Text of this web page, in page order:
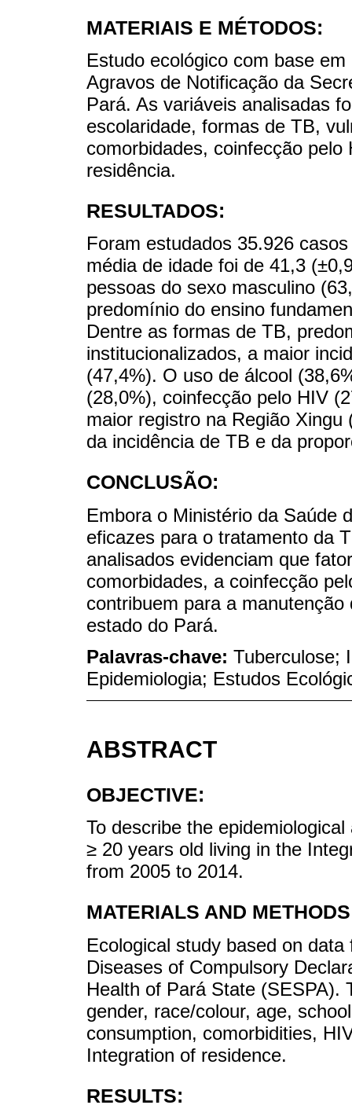
MATERIAIS E MÉTODOS:
Estudo ecológico com base
Agravos de Notificação da
Pará. As variáveis analisadas
escolaridade, formas de TB,
comorbidades, coinfecção
residência.
RESULTADOS:
Foram estudados 35.926
média de idade foi de 41,3
pessoas do sexo masculino
predomínio do ensino
Dentre as formas de TB,
institucionalizados, a maior
(47,4%). O uso de álcool
(28,0%), coinfecção pelo HIV
maior registro na Região
da incidência de TB e da
CONCLUSÃO:
Embora o Ministério da Saúde
eficazes para o tratamento da
analisados evidenciam que
comorbidades, a coinfecção
contribuem para a
estado do Pará.
Palavras-chave: Tuberculose;
Epidemiologia; Estudos
ABSTRACT
OBJECTIVE:
To describe the
≥ 20 years old living in the
from 2005 to 2014.
MATERIALS AND
Ecological study based on
Diseases of Compulsory
Health of Pará State (SESPA).
gender, race/colour, age,
consumption, comorbidities,
Integration of residence.
RESULTS: